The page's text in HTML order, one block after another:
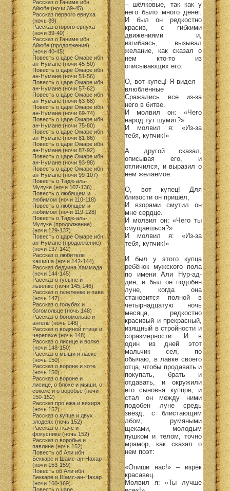
Рассказ о Ганиме ибн
Айюбе (ночи 39-45)
Рассказ первого евнуха
(ночь 39)
Рассказ второго евнуха
(ночи 39-40)
Рассказ о Ганиме ибн
Айюбе (продолжение)
(ночи 40-45)
Повесть о царе Омаре ибн
ан-Нумане (ночи 45-50)
Повесть о царе Омаре ибн
ан-Нумане (ночи 51-56)
Повесть о царе Омаре ибн
ан-Нумане (ночи 57-62)
Повесть о царе Омаре ибн
ан-Нумане (ночи 63-68)
Повесть о царе Омаре ибн
ан-Нумане (ночи 69-74)
Повесть о царе Омаре ибн
ан-Нумане (ночи 75-80)
Повесть о царе Омаре ибн
ан-Нумане (ночи 81-86)
Повесть о царе Омаре ибн
ан-Нумане (ночи 87-92)
Повесть о царе Омаре ибн
ан-Нумане (ночи 93-98)
Повесть о царе Омаре ибн
ан-Нумане (ночи 99-107)
Повесть о Тадж-аль-
Мулуке (ночи 107-136)
Повесть о любящем и
любимом (ночи 110-118)
Повесть о любящем и
любимом (ночи 119-128)
Повесть о Тадж-аль-
Мулуке (продолжение)
(ночи 129-137)
Повесть о царе Омаре ибн
ан-Нумане (продолжение)
(ночи 137-142)
Рассказ о любителе
хашиша (ночи 142-144)
Рассказ бедуина Хаммада
(ночи 144-145)
Рассказ о гусыне и
львенке (ночи 145-146)
Рассказ о газеленке и паве
(ночь 147)
Рассказ о голубях и
богомольце (ночь 148)
Рассказ о богомольце и
ангеле (ночь 148)
Рассказ о водяной птице и
черепахе (ночь 148)
Рассказ о лисице и волке
(ночи 148-150)
Рассказ о мыши и ласке
(ночь 150)
Рассказ о вороне и коте
(ночь 150)
Рассказ о вороне и
лисице, о блохе и мыши, о
соколе и о воробье (ночи
150-152)
Рассказ про ежа и вяхиря
(ночь 152)
Рассказ о купце и двух
злодеях (ночь 152)
Рассказ о ткаче и
фокуснике (ночь 152)
Рассказ о воробье и
павлине (ночь 152)
Повесть об Али ибн
Беккаре и Шамс-ан-Нахар
(ночи 153-159)
Повесть об Али ибн
Беккаре и Шамс-ан-Нахар
(ночи 160-169)
Повесть о царе
– шёлковые, так как у
него было много денег.
И был он редкостно
красив, с гибкими
движениями и,
изгибаясь, вызывал
желание, как сказал о
нем кто-то из
описывающих его:
О, вот купец! Я видел –
влюблённые
Сражались все из-за
него в битве.
И молвил он: «Чего
народ тут шумит?»
И молвил я: «Из-за
тебя, купчик!»
А другой сказал,
описывая его, и
отличился, и выразил о
нем желаемое:
О, вот купец! Для
близости он пришёл,
И взорами смутил он
мне сердце.
И молвил он: «Чего ты
смущаешься?»
И молвил я: «Из-за
тебя, купчик!»
И был у этого купца
ребёнок мужского пола
по имени Али Нур-ад-
дин, и был он подобен
луне, когда она
становится полной в
четырнадцатую ночь
месяца, редкостно
красивый и прекрасный,
изящный в стройности и
соразмерности. И в
один из дней этот
мальчик сел, по
обычаю, в лавке своего
отца, чтобы продавать и
покупать, брать и
отдавать, и окружили
его сыновья купцов, и
стал он между ними
подобен луне средь
звёзд, с блистающим
лбом, румяными
щеками, молодым
пушком и телом, точно
мрамор, как сказал о
нем поэт:
«Опиши нас!» – изрёк
красавец.
Молвил я: «Ты лучше